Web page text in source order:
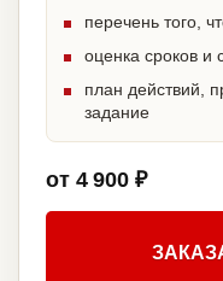
перечень того,
оценка сроков и
план действий,
задание
от 4 900 ₽